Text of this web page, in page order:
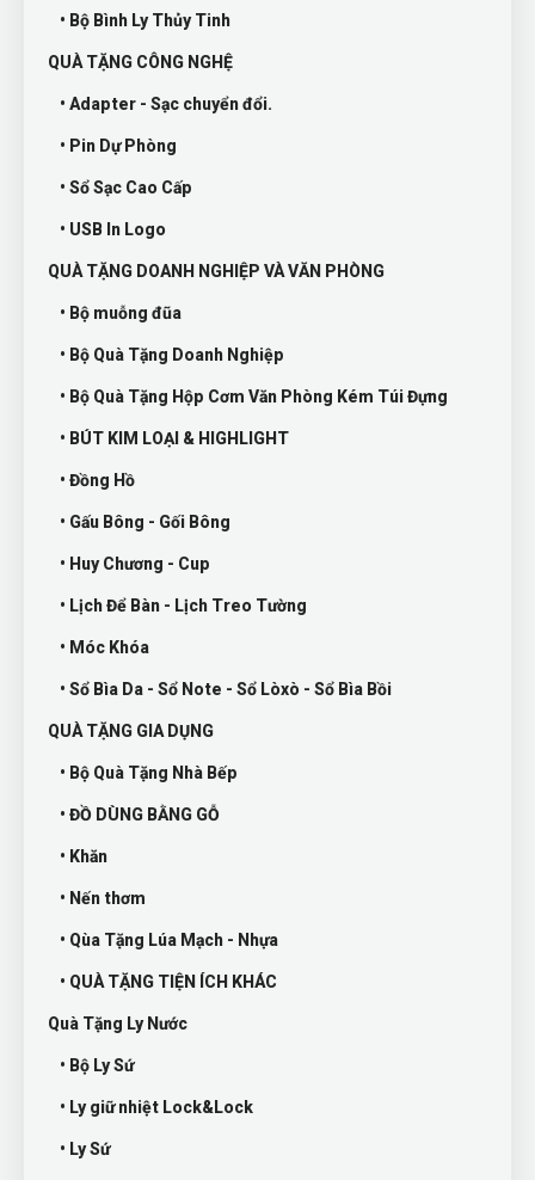
• Bộ Bình Ly Thủy Tinh
QUÀ TẶNG CÔNG NGHỆ
• Adapter - Sạc chuyển đổi.
• Pin Dự Phòng
• Sổ Sạc Cao Cấp
• USB In Logo
QUÀ TẶNG DOANH NGHIỆP VÀ VĂN PHÒNG
• Bộ muỗng đũa
• Bộ Quà Tặng Doanh Nghiệp
• Bộ Quà Tặng Hộp Cơm Văn Phòng Kém Túi Đựng
• BÚT KIM LOẠI & HIGHLIGHT
• Đồng Hồ
• Gấu Bông - Gối Bông
• Huy Chương - Cup
• Lịch Để Bàn - Lịch Treo Tường
• Móc Khóa
• Sổ Bìa Da - Sổ Note - Sổ Lòxò - Sổ Bìa Bồi
QUÀ TẶNG GIA DỤNG
• Bộ Quà Tặng Nhà Bếp
• ĐỒ DÙNG BẰNG GỖ
• Khăn
• Nến thơm
• Qùa Tặng Lúa Mạch - Nhựa
• QUÀ TẶNG TIỆN ÍCH KHÁC
Quà Tặng Ly Nước
• Bộ Ly Sứ
• Ly giữ nhiệt Lock&Lock
• Ly Sứ